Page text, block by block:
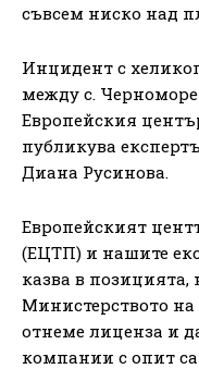
съвсем ниско над
Инцидент с
между с.
Европейския
публикува
Диана Русинова.
Европейският
(ЕЦТП) и нашите
казва в
Министерството
отнеме лиценза и
компании с опит